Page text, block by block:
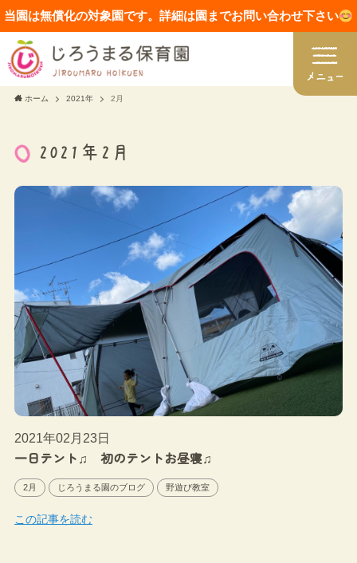
当園は無償化の対象園です。詳細は園までお問い合わせ下さい
ホーム 2021年 2月
2021年2月
2021年02月23日
一日テント♫ 初のテントお昼寝♫
2月 じろうまる園のブログ 野遊び教室
この記事を読む